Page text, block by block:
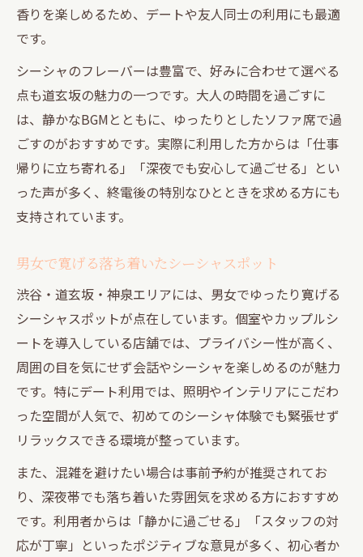
香りを楽しめるため、デートや友人同士の利用にも最適
です。
シーシャのフレーバーは豊富で、好みに合わせて選べる
点も道玄坂の魅力の一つです。大人の時間を過ごすに
は、静かなBGMとともに、ゆったりとしたソファ席で過
ごすのがおすすめです。実際に利用した方からは「仕事
帰りに立ち寄れる」「深夜でも安心して過ごせる」とい
った声が多く、終電後の特別なひとときを求める方にも
支持されています。
男女で寛げる落ち着いたシーシャスポット
渋谷・道玄坂・神泉エリアには、男女でゆったり寛げる
シーシャスポットが点在しています。個室やカップルシ
ートを導入している店舗では、プライバシー性が高く、
周囲の目を気にせず会話やシーシャを楽しめるのが魅力
です。特にデート利用では、照明やインテリアにこだわ
った空間が人気で、初めてのシーシャ体験でも緊張せず
リラックスできる環境が整っています。
また、混雑を避けたい場合は事前予約が推奨されてお
り、深夜帯でも落ち着いた雰囲気を求める方におすすめ
です。利用者からは「静かに過ごせる」「スタッフの対
応が丁寧」といったポジティブな意見が多く、初心者か